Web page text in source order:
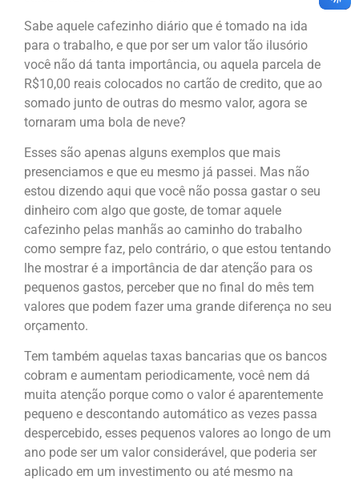
Sabe aquele cafezinho diário que é tomado na ida
para o trabalho, e que por ser um valor tão ilusório
você não dá tanta importância, ou aquela parcela de
R$10,00 reais colocados no cartão de credito, que ao
somado junto de outras do mesmo valor, agora se
tornaram uma bola de neve?
Esses são apenas alguns exemplos que mais
presenciamos e que eu mesmo já passei. Mas não
estou dizendo aqui que você não possa gastar o seu
dinheiro com algo que goste, de tomar aquele
cafezinho pelas manhãs ao caminho do trabalho
como sempre faz, pelo contrário, o que estou tentando
lhe mostrar é a importância de dar atenção para os
pequenos gastos, perceber que no final do mês tem
valores que podem fazer uma grande diferença no seu
orçamento.
Tem também aquelas taxas bancarias que os bancos
cobram e aumentam periodicamente, você nem dá
muita atenção porque como o valor é aparentemente
pequeno e descontando automático as vezes passa
despercebido, esses pequenos valores ao longo de um
ano pode ser um valor considerável, que poderia ser
aplicado em um investimento ou até mesmo na